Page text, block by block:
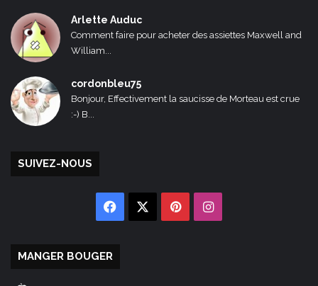
Arlette Auduc
Comment faire pour acheter des assiettes Maxwell and
William...
cordonbleu75
Bonjour, Effectivement la saucisse de Morteau est crue
:-) B...
SUIVEZ-NOUS
Facebook PinterestInstagram
MANGER BOUGER